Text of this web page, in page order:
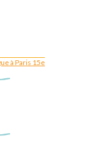
à Paris 15e